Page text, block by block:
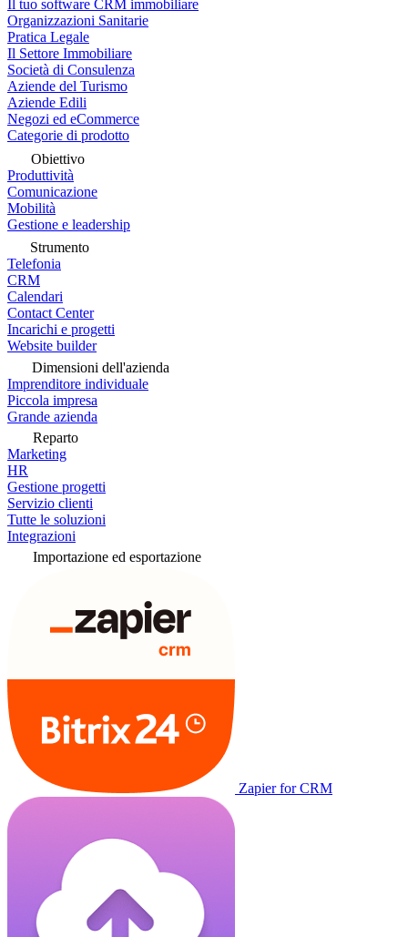
Il tuo software CRM immobiliare
Organizzazioni Sanitarie
Pratica Legale
Il Settore Immobiliare
Società di Consulenza
Aziende del Turismo
Aziende Edili
Negozi ed eCommerce
Categorie di prodotto
Obiettivo
Produttività
Comunicazione
Mobilità
Gestione e leadership
Strumento
Telefonia
CRM
Calendari
Contact Center
Incarichi e progetti
Website builder
Dimensioni dell'azienda
Imprenditore individuale
Piccola impresa
Grande azienda
Reparto
Marketing
HR
Gestione progetti
Servizio clienti
Tutte le soluzioni
Integrazioni
Importazione ed esportazione
Zapier for CRM